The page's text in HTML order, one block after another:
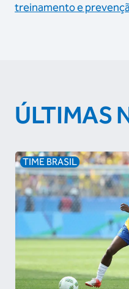
treinamento e
ÚLTIMAS
TIME BRASIL